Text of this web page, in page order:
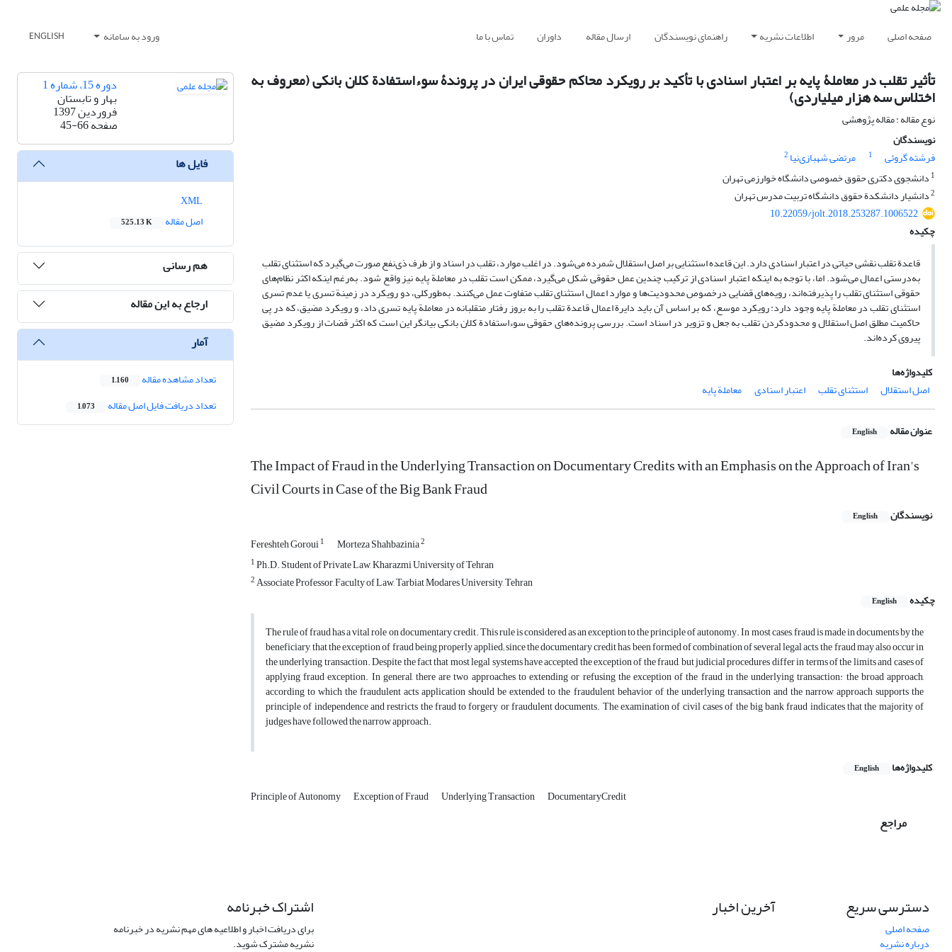
صفحه اصلی مرور اطلاعات نشریه راهنمای نویسندگان ارسال مقاله داوران تماس با ما ورود به سامانه ENGLISH
تأثیر تقلب در معاملۀ پایه بر اعتبار اسنادی با تأکید بر رویکرد محاکم حقوقی ایران در پروندۀ سوءاستفادة کلان بانکی (معروف به
اختلاس سه هزار میلیاردی)
نوع مقاله : مقاله پژوهشی
نویسندگان
فرشته گروئی
1 مرتضی شهبازی‌نیا 2
1 دانشجوی دکتری حقوق خصوصی دانشگاه خوارزمی تهران
2دانشیار دانشکدة حقوق دانشگاه تربیت مدرس تهران
10.22059/jolt.2018.253287.1006522
چکیده
قاعدة تقلب نقشی حیاتی در اعتبار اسنادی دارد. این قاعده استثنایی بر اصل استقلال شمرده می‌شود. در اغلب موارد، تقلب در اسناد و از طرف ذی‌نفع صورت می‌گیرد که استثنای تقلب
به‌درستی اعمال می‌شود. اما، با توجه به اینکه اعتبار اسنادی از ترکیب چندین عمل حقوقی شکل می‌گیرد، ممکن است تقلب در معاملة پایه نیز واقع شود. به‌رغم اینکه اکثر نظام‌های
حقوقی استثنای تقلب را پذیرفته‌اند، رویه‌های قضایی درخصوص محدودیت‌ها و موارد اعمال استثنای تقلب متفاوت عمل می‌کنند. به‌طورکلی، دو رویکرد در زمینة تسری یا عدم تسری
استثنای تقلب در معاملة پایه وجود دارد: رویکرد موسع، که بر اساس آن باید دایرة اعمال قاعدة تقلب را به بروز رفتار متقلبانه در معاملة پایه تسری داد، و رویکرد مضیق، که در پی
حاکمیت مطلق اصل استقلال و محدودکردن تقلب به جعل و تزویر در اسناد است. بررسی پرونده‌های حقوقی سوء‌استفادة کلان بانکی بیانگر این است که اکثر قضات از رویکرد مضیق
پیروی کرده‌اند.
کلیدواژه‌ها
اصل استقلال
استثنای تقلب اعتبار اسنادی معاملة پایه
عنوان مقاله English
The Impact of Fraud in the Underlying Transaction on Documentary Credits with an Emphasis on the Approach of Iran's
Civil Courts in Case of the Big Bank Fraud
نویسندگان English
Fereshteh Goroui1 Morteza Shahbazinia2
1Ph.D. Student of Private Law, Kharazmi University of Tehran
2Associate Professor, Faculty of Law, Tarbiat Modares University, Tehran
چکیده
English
The rule of fraud has a vital role on documentary credit. This rule is considered as an exception to the principle of autonomy. In most cases, fraud is made in documents by the
beneficiary, that the exception of fraud being properly applied; since the documentary credit has been formed of combination of several legal acts, the fraud may also occur in
the underlying transaction. Despite the fact that most legal systems have accepted the exception of the fraud, but judicial procedures differ in terms of the limits and cases of
applying fraud exception. In general, there are two approaches to extending or refusing the exception of the fraud in the underlying transaction: the broad approach,
according to which the fraudulent acts application should be extended to the fraudulent behavior of the underlying transaction and the narrow approach supports the
principle of independence and restricts the fraud to forgery or fraudulent documents. The examination of civil cases of the big bank fraud indicates that the majority of
judges have followed the narrow approach.
کلیدواژه‌ها English
Principle of Autonomy Exception of Fraud Underlying Transaction DocumentaryCredit
مراجع
دوره 15، شماره 1
بهار و تابستان
فروردین 1397
صفحه45-66
فایل ها
اصل مقاله
525.13 K
هم رسانی
ارجاع به این مقاله
آمار
تعداد مشاهده مقاله 1,160
تعداد دریافت فایل اصل مقاله 1,073
دسترسی سریع
صفحه اصلی
درباره نشریه
آخرین اخبار اشتراک خبرنامه
برای دریافت اخبار و اطلاعیه های مهم نشریه در خبرنامه
نشریه مشترک شوید.